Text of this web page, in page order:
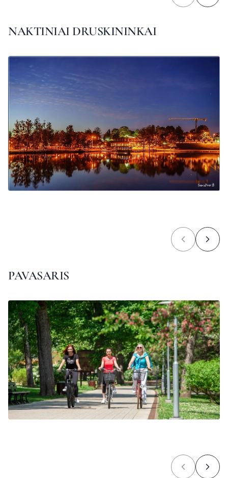
NAKTINIAI DRUSKININKAI
PAVASARIS